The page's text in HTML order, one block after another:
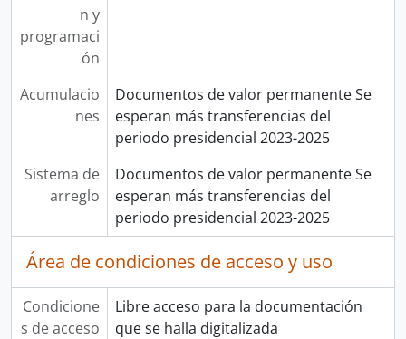
n y
programaci
ón
Acumulacio
nes
Documentos de valor permanente Se
esperan más transferencias del
periodo presidencial 2023-2025
Sistema de
arreglo
Documentos de valor permanente Se
esperan más transferencias del
periodo presidencial 2023-2025
Área de condiciones de acceso y uso
Condicione
s de acceso
Libre acceso para la documentación
que se halla digitalizada